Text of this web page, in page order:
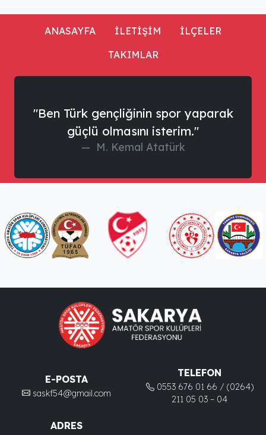
ANASAYFA İLETİŞİM
İLÇELER
TAKIMLAR
"Ben Türk gençliğinin spor yaparak
güçlü olmasını isterim."
M. Kemal Atatürk
E-POSTA
saskf54@gmail.com
TELEFON
0553 676 01 66 / (0264)
211 05 03 – 04
ADRES